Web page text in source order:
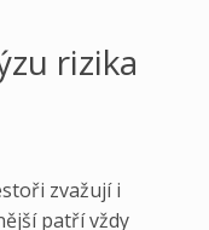
rizika
zvažují i
patří vždy